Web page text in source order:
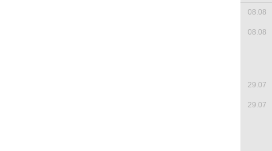
08.08
08.08
29.07
29.07